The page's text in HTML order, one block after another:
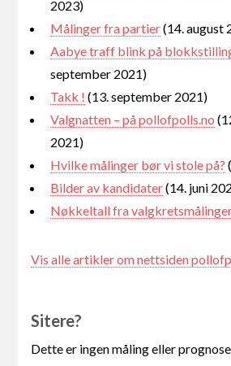
2023)
Målinger fra partier(14. august
Aabye traff blink på
september 2021)
Takk ! (13. september 2021)
Valgnatten – på pollofpolls.no
2021)
Hvilke målinger bør vi stole på?
Bilder av kandidater(14. juni
Nøkkeltall fra
Vis alle artikler om nettsiden
Sitere?
Dette er ingen måling eller